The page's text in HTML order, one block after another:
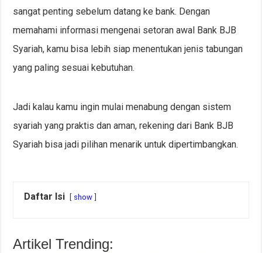
sangat penting sebelum datang ke bank. Dengan
memahami informasi mengenai setoran awal Bank BJB
Syariah, kamu bisa lebih siap menentukan jenis tabungan
yang paling sesuai kebutuhan.
Jadi kalau kamu ingin mulai menabung dengan sistem
syariah yang praktis dan aman, rekening dari Bank BJB
Syariah bisa jadi pilihan menarik untuk dipertimbangkan.
Daftar Isi show
Artikel Trending: